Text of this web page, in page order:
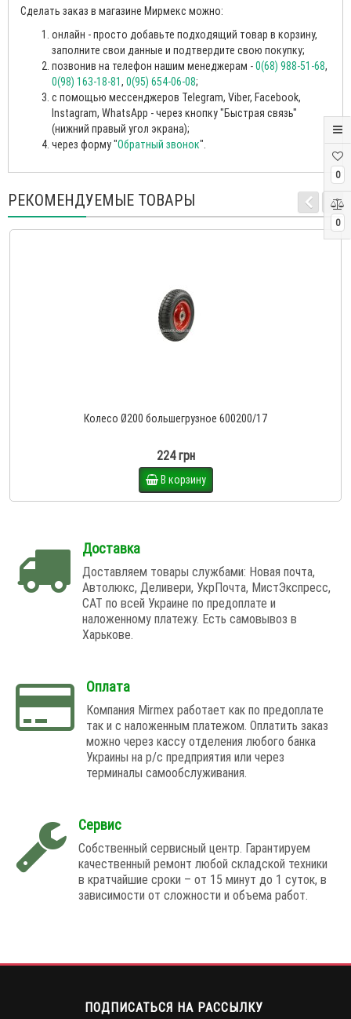
0
0
Сделать заказ в магазине Мирмекс можно:
онлайн - просто добавьте подходящий товар в корзину,
заполните свои данные и подтвердите свою покупку;
позвонив на телефон нашим менеджерам -0(68) 988-51-68,
0(98) 163-18-81, 0(95) 654-06-08;
с помощью мессенджеров Telegram, Viber, Facebook,
Instagram, WhatsApp - через кнопку "Быстрая связь"
(нижний правый угол экрана);
через форму "Обратный звонок".
РЕКОМЕНДУЕМЫЕ ТОВАРЫ
Колесо Ø200 большегрузное 600200/17
224 грн
В корзину
Доставка
Доставляем товары службами: Новая почта,
Автолюкс, Деливери, УкрПочта, МистЭкспресс,
САТ по всей Украине по предоплате и
наложенному платежу. Есть самовывоз в
Харькове.
Оплата
Компания Mirmex работает как по предоплате
так и с наложенным платежом. Оплатить заказ
можно через кассу отделения любого банка
Украины на р/с предприятия или через
терминалы самообслуживания.
Сервис
Собственный сервисный центр. Гарантируем
качественный ремонт любой складской техники
в кратчайшие сроки – от 15 минут до 1 суток, в
зависимости от сложности и объема работ.
ПОДПИСАТЬСЯ НА РАССЫЛКУ